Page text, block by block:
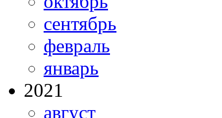
сентябрь
февраль
январь
2021
август